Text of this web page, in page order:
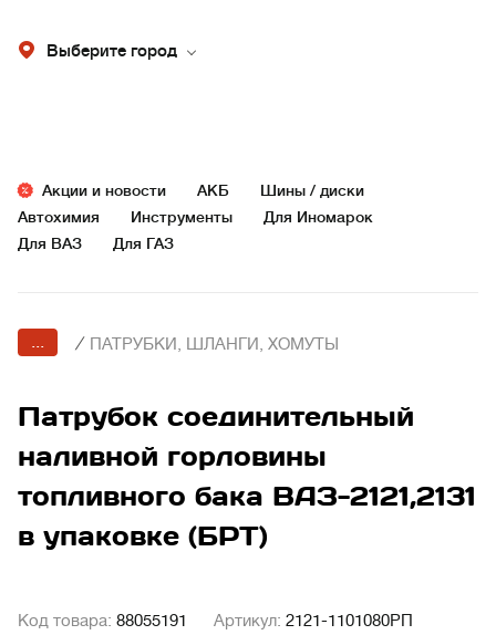
Выберите город
Акции и новости АКБ
Шины / диски
Автохимия
Инструменты
Для Иномарок
Для ВАЗ
Для ГАЗ
... / ПАТРУБКИ, ШЛАНГИ, ХОМУТЫ
Патрубок соединительный
наливной горловины
топливного бака ВАЗ-2121,2131
в упаковке (БРТ)
Код товара: 88055191 Артикул: 2121-1101080РП